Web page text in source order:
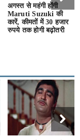
अगस्त से महंगी होंगी
Maruti Suzuki की
कारें, कीमतों में 30 हजार
रुपये तक होगी बढ़ोतरी